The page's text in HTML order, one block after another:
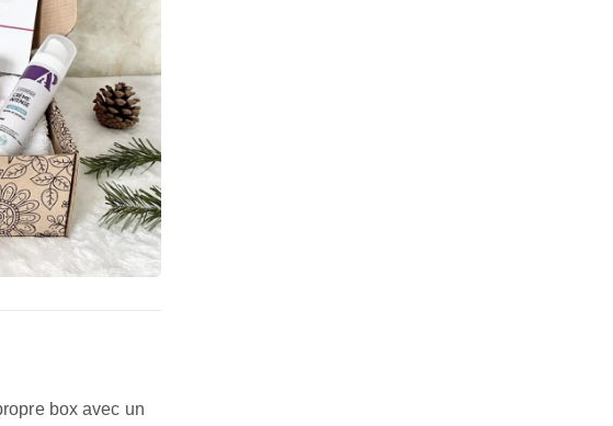
box avec un